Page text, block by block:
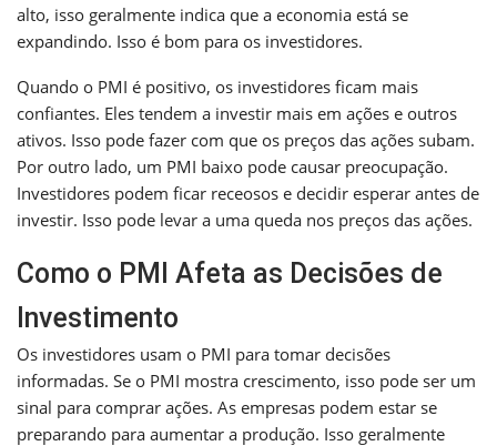
alto, isso geralmente indica que a economia está se
expandindo. Isso é bom para os investidores.
Quando o PMI é positivo, os investidores ficam mais
confiantes. Eles tendem a investir mais em ações e outros
ativos. Isso pode fazer com que os preços das ações subam.
Por outro lado, um PMI baixo pode causar preocupação.
Investidores podem ficar receosos e decidir esperar antes de
investir. Isso pode levar a uma queda nos preços das ações.
Como o PMI Afeta as Decisões de
Investimento
Os investidores usam o PMI para tomar decisões
informadas. Se o PMI mostra crescimento, isso pode ser um
sinal para comprar ações. As empresas podem estar se
preparando para aumentar a produção. Isso geralmente